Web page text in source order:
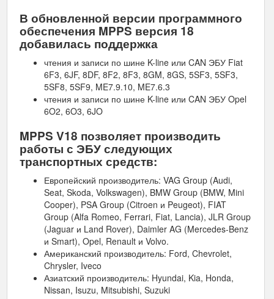
В обновленной версии программного
обеспечения MPPS версия 18
добавилась поддержка
чтения и записи по шине K-line или CAN ЭБУ Fiat
6F3, 6JF, 8DF, 8F2, 8F3, 8GM, 8GS, 5SF3, 5SF3,
5SF8, 5SF9, ME7.9.10, ME7.6.3
чтения и записи по шине K-line или CAN ЭБУ Opel
6O2, 6O3, 6JO
MPPS V18 позволяет производить
работы с ЭБУ следующих
транспортных средств:
Европейский производитель: VAG Group (Audi,
Seat, Skoda, Volkswagen), BMW Group (BMW, Mini
Cooper), PSA Group (Citroen и Peugeot), FIAT
Group (Alfa Romeo, Ferrari, Fiat, Lancia), JLR Group
(Jaguar и Land Rover), Daimler AG (Mercedes-Benz
и Smart), Opel, Renault и Volvo.
Американский производитель: Ford, Chevrolet,
Chrysler, Iveco
Азиатский производитель: Hyundai, Kia, Honda,
Nissan, Isuzu, Mitsubishi, Suzuki